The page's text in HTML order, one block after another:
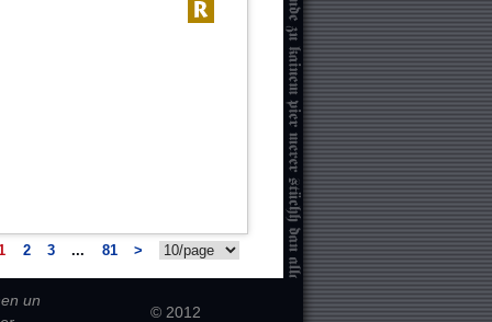
2 3 ... 81 >
un
© 2012